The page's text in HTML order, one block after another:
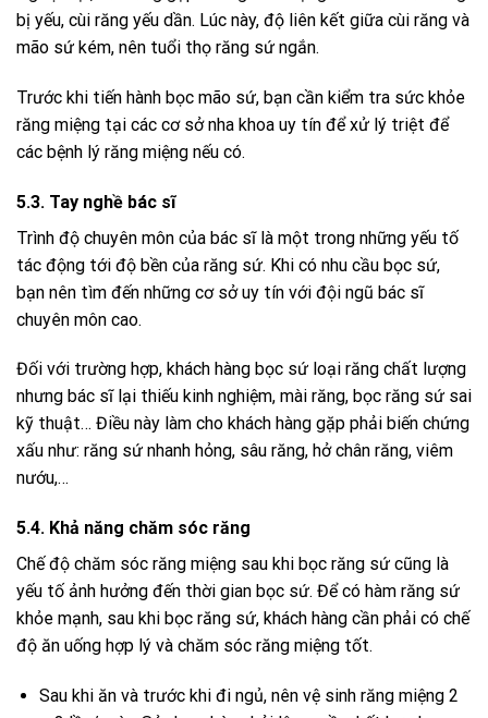
bị yếu, cùi răng yếu dần. Lúc này, độ liên kết giữa cùi răng và
mão sứ kém, nên tuổi thọ răng sứ ngắn.
Trước khi tiến hành bọc mão sứ, bạn cần kiểm tra sức khỏe
răng miệng tại các cơ sở nha khoa uy tín để xử lý triệt để
các bệnh lý răng miệng nếu có.
5.3. Tay nghề bác sĩ
Trình độ chuyên môn của bác sĩ là một trong những yếu tố
tác động tới độ bền của răng sứ. Khi có nhu cầu bọc sứ,
bạn nên tìm đến những cơ sở uy tín với đội ngũ bác sĩ
chuyên môn cao.
Đối với trường hợp, khách hàng bọc sứ loại răng chất lượng
nhưng bác sĩ lại thiếu kinh nghiệm, mài răng, bọc răng sứ sai
kỹ thuật… Điều này làm cho khách hàng gặp phải biến chứng
xấu như: răng sứ nhanh hỏng, sâu răng, hở chân răng, viêm
nướu,…
5.4. Khả năng chăm sóc răng
Chế độ chăm sóc răng miệng sau khi bọc răng sứ cũng là
yếu tố ảnh hưởng đến thời gian bọc sứ. Để có hàm răng sứ
khỏe mạnh, sau khi bọc răng sứ, khách hàng cần phải có chế
độ ăn uống hợp lý và chăm sóc răng miệng tốt.
Sau khi ăn và trước khi đi ngủ, nên vệ sinh răng miệng 2